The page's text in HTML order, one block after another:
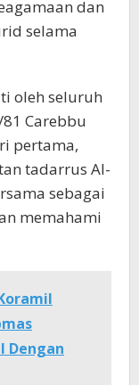
dan
selama
oleh seluruh
Carebbu
pertama,
tadarrus Al-
sebagai
memahami
Dengan